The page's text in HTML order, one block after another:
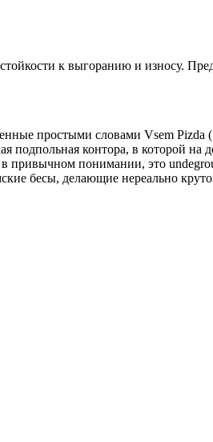
к выгоранию и износу.
простыми словами Vsem Pizda
подпольная контора, в которой на
привычном понимании, это
бесы, делающие нереально